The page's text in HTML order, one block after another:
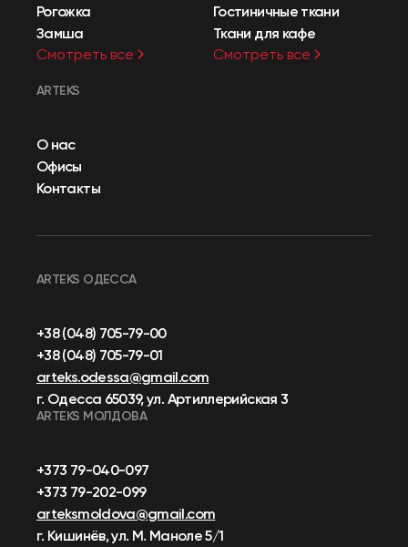
Рогожка
Замша
Смотреть все
Гостиничные ткани
Ткани для кафе
Смотреть все
ARTEKS
О нас
Офисы
Контакты
ARTEKS ОДЕССА
+38 (048) 705-79-00
+38 (048) 705-79-01
arteks.odessa@gmail.com
г. Одесса 65039, ул. Артиллерийская 3
ARTEKS МОЛДОВА
+373 79-040-097
+373 79-202-099
arteksmoldova@gmail.com
г. Кишинёв, ул. М. Маноле 5/1